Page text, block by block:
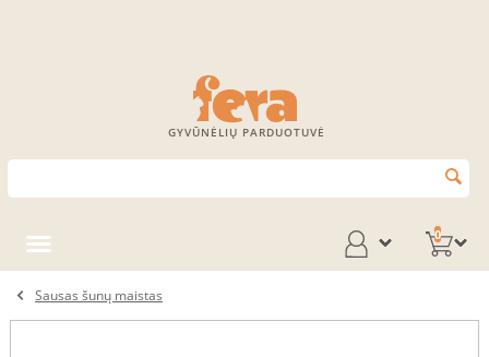
GYVŪNĖLIŲ PARDUOTUVĖ
0
Sausas šunų maistas